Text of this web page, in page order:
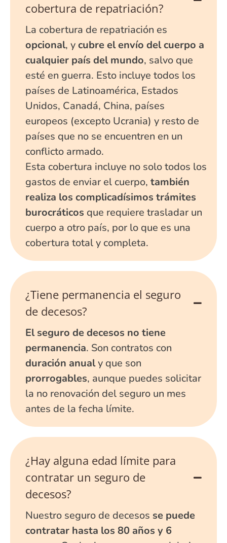
cobertura de repatriación?
La cobertura de repatriación es
opcional, ycubre el envío del cuerpo a
cualquier país del mundo, salvo que
esté en guerra. Esto incluye todos los
países de Latinoamérica, Estados
Unidos, Canadá, China, países
europeos (excepto Ucrania) y resto de
países que no se encuentren en un
conflicto armado.
Esta cobertura incluye no solo todos los
gastos de enviar el cuerpo, también
realiza los complicadísimos trámites
burocráticos que requiere trasladar un
cuerpo a otro país, por lo que es una
cobertura total y completa.
¿Tiene permanencia el seguro
de decesos?
El seguro de decesos no tiene
permanencia. Son contratos con
duración anualy que son
prorrogables, aunque puedes solicitar
la no renovación del seguro un mes
antes de la fecha límite.
¿Hay alguna edad límite para
contratar un seguro de
decesos?
Nuestro seguro de decesos se puede
contratar hasta los 80 años y 6